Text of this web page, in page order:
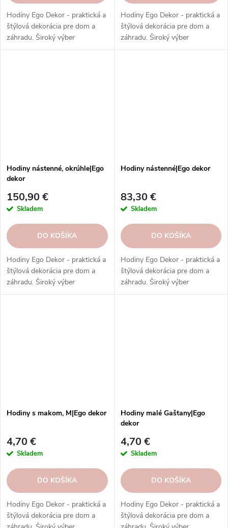
Hodiny Ego Dekor - praktická a
štýlová dekorácia pre dom a
záhradu. Široký výber
materiálov, tvarov a štýlov.
Hodiny Ego Dekor - praktická a
štýlová dekorácia pre dom a
záhradu. Široký výber
materiálov, tvarov a štýlov.
Hodiny nástenné, okrúhle|Ego
dekor
150,90 €
Skladem
DO KOŠÍKA
Hodiny Ego Dekor - praktická a
štýlová dekorácia pre dom a
záhradu. Široký výber
materiálov, tvarov a štýlov.
Hodiny nástenné|Ego dekor
83,30 €
Skladem
DO KOŠÍKA
Hodiny Ego Dekor - praktická a
štýlová dekorácia pre dom a
záhradu. Široký výber
materiálov, tvarov a štýlov.
Hodiny s makom, M|Ego dekor
4,70 €
Skladem
DO KOŠÍKA
Hodiny Ego Dekor - praktická a
štýlová dekorácia pre dom a
Hodiny malé Gaštany|Ego
dekor
4,70 €
Skladem
DO KOŠÍKA
Hodiny Ego Dekor - praktická a
štýlová dekorácia pre dom a